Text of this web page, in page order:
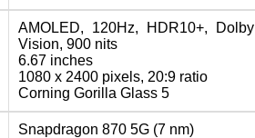
AMOLED, 120Hz, HDR10+, Dolby
Vision, 900 nits
6.67 inches
1080 x 2400 pixels, 20:9 ratio
Corning Gorilla Glass 5
Snapdragon 870 5G (7 nm)